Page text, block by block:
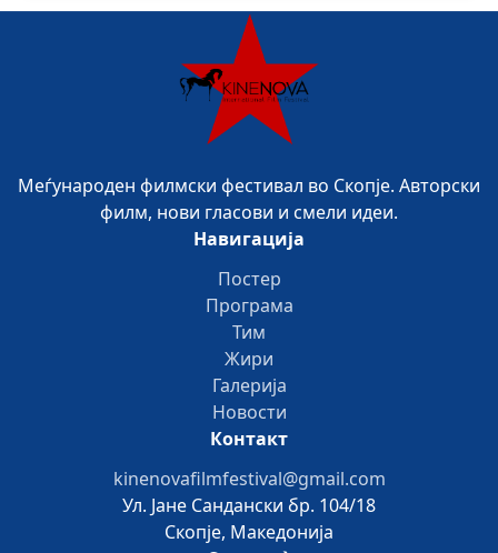
Меѓународен филмски фестивал во Скопје. Авторски
филм, нови гласови и смели идеи.
Навигација
Постер
Програма
Тим
Жири
Галерија
Новости
Контакт
kinenovafilmfestival@gmail.com
Ул. Јане Сандански бр. 104/18
Скопје, Македонија